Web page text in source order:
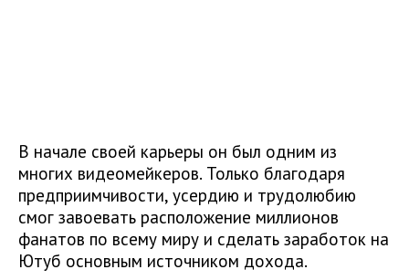
В начале своей карьеры он был одним из
многих видеомейкеров. Только благодаря
предприимчивости, усердию и трудолюбию
смог завоевать расположение миллионов
фанатов по всему миру и сделать заработок на
Ютуб основным источником дохода.